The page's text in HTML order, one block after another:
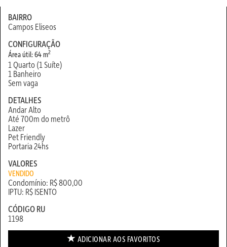
BAIRRO
Campos Eliseos
CONFIGURAÇÃO
Área útil: 64 m2
1 Quarto (1 Suíte)
1 Banheiro
Sem vaga
DETALHES
Andar Alto
Até 700m do metrô
Lazer
Pet Friendly
Portaria 24hs
VALORES
VENDIDO
Condomínio: R$ 800,00
IPTU: R$ ISENTO
CÓDIGO RU
1198
ADICIONAR AOS FAVORITOS